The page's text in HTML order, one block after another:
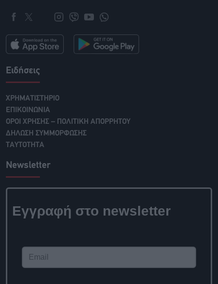
Ειδήσεις
ΧΡΗΜΑΤΙΣΤΗΡΙΟ
ΕΠΙΚΟΙΝΩΝΙΑ
ΟΡΟΙ ΧΡΗΣΗΣ – ΠΟΛΙΤΙΚΗ ΑΠΟΡΡΗΤΟΥ
ΔΗΛΩΣΗ ΣΥΜΜΟΡΦΩΣΗΣ
ΤΑΥΤΟΤΗΤΑ
Newsletter
Εγγραφή στο newsletter